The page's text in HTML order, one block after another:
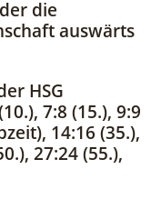
die
auswärts
HSG
7:8 (15.), 9:9
14:16 (35.),
27:24 (55.),